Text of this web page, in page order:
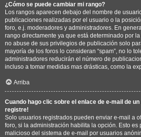
¿Cómo se puede cambiar mi rango?
Los rangos aparecen debajo del nombre de
publicaciones realizadas por el usuario o la
foro, e.j. moderadores y administradores. En
rango directamente ya que está determinado por
no abuse de sus privilegios de publicación solo
mayoría de los foros lo consideran “spam”, no lo
administradores reducirán el número de
incluso a tomar medidas mas drásticas, como la
Arriba
Cuando hago clic sobre el enlace de e-mail de
registre!
Solo usuarios registrados pueden enviar e-mail a
foro, si la administración habilita la opción. Esto es
malicioso del sistema de e-mail por usuarios